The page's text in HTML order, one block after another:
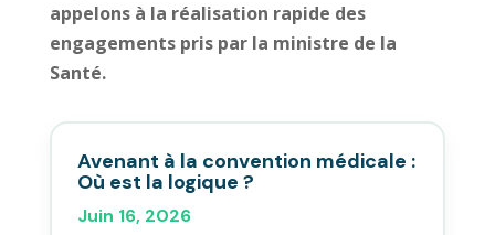
appelons à la réalisation rapide des
engagements pris par la ministre de la
Santé.
Avenant à la convention médicale :
Où est la logique ?
Juin 16, 2026